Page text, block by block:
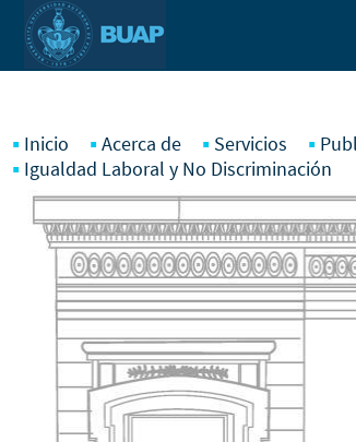
Pasar al contenido principal
Inicio Acerca de Servicios
Igualdad Laboral y No Discriminación